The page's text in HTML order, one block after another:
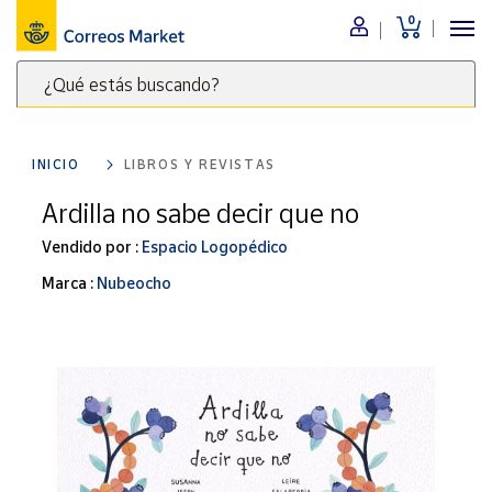
0
¿Qué estás buscando?
clave
para
buscar
productos
Menú
Nuestro
catálogo
Alimentación
Bebidas
Ocio y cultura
Juguetes y
Merchandising
y regalos
INICIO LIBROS Y REVISTAS
Ardilla no sabe decir que no
Vendido por : Espacio Logopédico
Marca : Nubeocho